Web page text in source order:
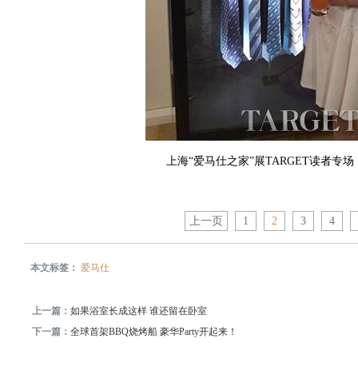
上海“爱马仕之家”展TARGET读者
上一页 1 2 3 4
本文标签：爱马仕
上一篇：如果浴室长成这样 谁还留在卧室
下一篇：全球首架BBQ烧烤船 豪华Party开起来！